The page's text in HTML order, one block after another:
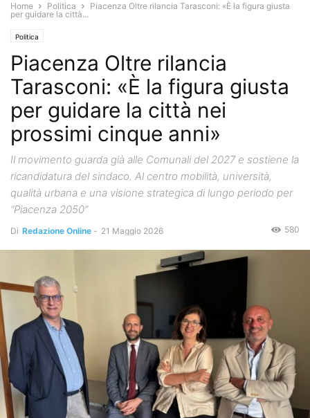
Home Politica
Piacenza Oltre rilancia Tarasconi: «È la figura giusta
per guidare la città...
Politica
Piacenza Oltre rilancia
Tarasconi: «È la figura giusta
per guidare la città nei
prossimi cinque anni»
Il movimento guarda già alle Comunali del 2027 e sostiene la
ricandidatura del sindaco. Al centro mobilità, università,
qualità urbana e una visione strategica di lungo periodo per
“Piacenza 2050”
Di Redazione Online - 21 Maggio 2026 580